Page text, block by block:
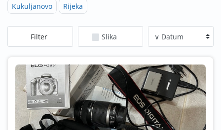
Kukuljanovo Rijeka
Filter Slika